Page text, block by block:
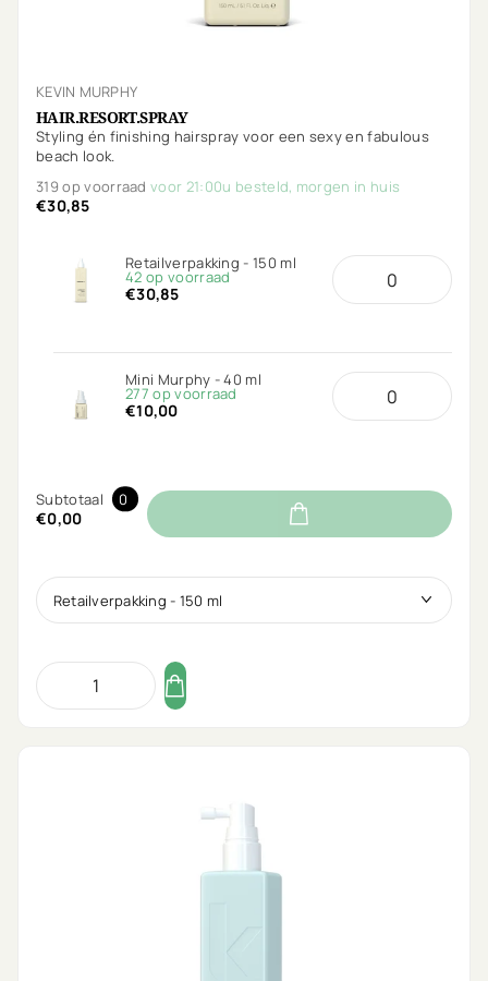
KEVIN MURPHY
HAIR.RESORT.SPRAY
Styling én finishing hairspray voor een sexy en fabulous
beach look.
319 op voorraadvoor 21:00u besteld, morgen in huis
€30,85
Retailverpakking - 150 ml
42 op voorraad
€30,85
Mini Murphy - 40 ml
277 op voorraad
€10,00
Subtotaal 0
€0,00